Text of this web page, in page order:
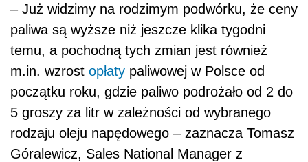
– Już widzimy na rodzimym podwórku, że ceny
paliwa są wyższe niż jeszcze klika tygodni
temu, a pochodną tych zmian jest również
m.in. wzrost opłaty paliwowej w Polsce od
początku roku, gdzie paliwo podrożało od 2 do
5 groszy za litr w zależności od wybranego
rodzaju oleju napędowego – zaznacza Tomasz
Góralewicz, Sales National Manager z